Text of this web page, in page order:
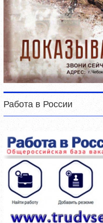
Работа в России